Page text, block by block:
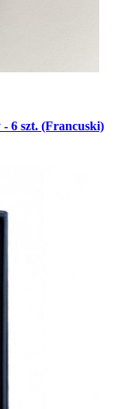
- 6 szt. (Francuski)